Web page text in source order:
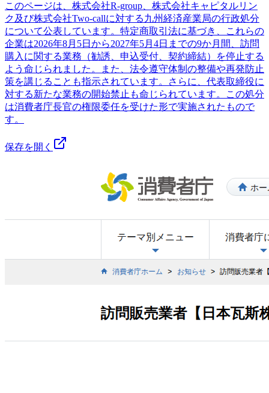
このページは、株式会社R-group、株式会社キャピタルリン
ク及び株式会社Two-callに対する九州経済産業局の行政処分
について公表しています。特定商取引法に基づき、これらの
企業は2026年8月5日から2027年5月4日までの9か月間、訪問
購入に関する業務（勧誘、申込受付、契約締結）を停止する
よう命じられました。また、法令遵守体制の整備や再発防止
策を講じることも指示されています。さらに、代表取締役に
対する新たな業務の開始禁止も命じられています。この処分
は消費者庁長官の権限委任を受けた形で実施されたもので
す。
保存を開く